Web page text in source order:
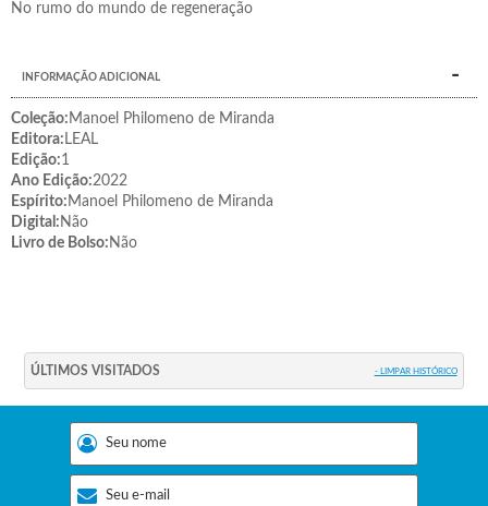
No rumo do mundo de regeneração
INFORMAÇÃO ADICIONAL
Coleção: Manoel Philomeno de Miranda
Editora: LEAL
Edição:1
Ano Edição:2022
Espírito: Manoel Philomeno de Miranda
Digital: Não
Livro de Bolso: Não
ÚLTIMOS VISITADOS - LIMPAR HISTÓRICO